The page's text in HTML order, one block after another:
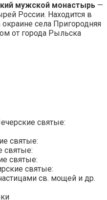
мужской монастырь —
России. Находится в
села Пригородняя
от города Рыльска
святые:
святые:
святые:
святые:
святые:
св. мощей и др.